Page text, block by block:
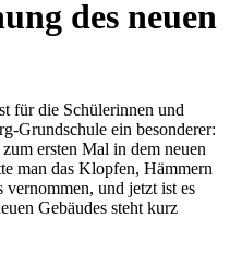
des neuen
für die Schülerinnen und
Grundschule ein besonderer:
ersten Mal in dem neuen
man das Klopfen, Hämmern
vernommen, und jetzt ist es
Gebäudes steht kurz